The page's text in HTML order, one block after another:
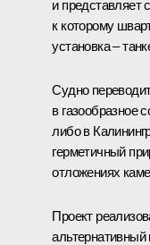
и представляет
к которому
установка –
Судно
в газообразное
либо в
герметичный
отложениях
Проект
альтернативный